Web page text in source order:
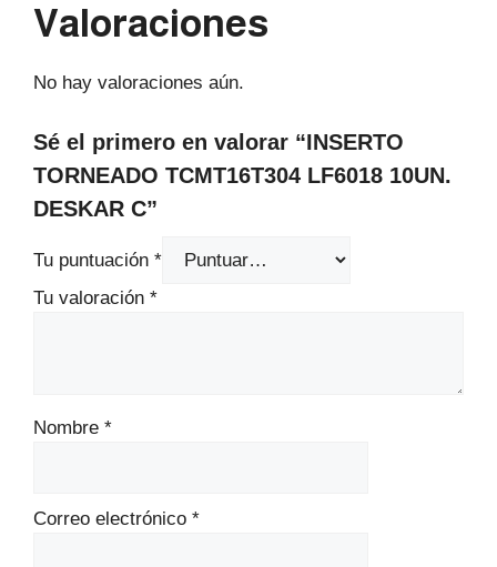
Valoraciones
No hay valoraciones aún.
Sé el primero en valorar “INSERTO
TORNEADO TCMT16T304 LF6018 10UN.
DESKAR C”
Tu puntuación *
Tu valoración *
Nombre *
Correo electrónico *